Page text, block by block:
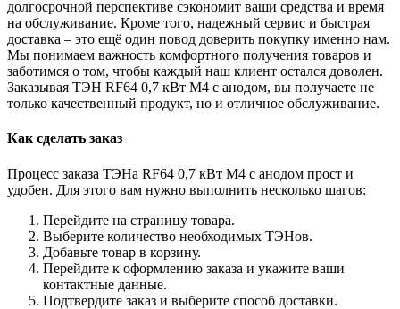
долгосрочной перспективе сэкономит ваши средства и время
на обслуживание. Кроме того, надежный сервис и быстрая
доставка – это ещё один повод доверить покупку именно нам.
Мы понимаем важность комфортного получения товаров и
заботимся о том, чтобы каждый наш клиент остался доволен.
Заказывая ТЭН RF64 0,7 кВт M4 с анодом, вы получаете не
только качественный продукт, но и отличное обслуживание.
Как сделать заказ
Процесс заказа ТЭНа RF64 0,7 кВт M4 с анодом прост и
удобен. Для этого вам нужно выполнить несколько шагов:
Перейдите на страницу товара.
Выберите количество необходимых ТЭНов.
Добавьте товар в корзину.
Перейдите к оформлению заказа и укажите ваши
контактные данные.
Подтвердите заказ и выберите способ доставки.